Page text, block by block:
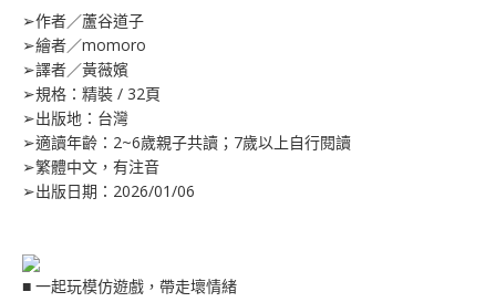
➢作者／蘆谷道子
➢繪者／momoro
➢譯者／黃薇嬪
➢規格：精裝 / 32頁
➢出版地：台灣
➢適讀年齡：2~6歲親子共讀；7歲以上自行閱讀
➢繁體中文，有注音
➢出版日期：2026/01/06
■ 一起玩模仿遊戲，帶走壞情緒